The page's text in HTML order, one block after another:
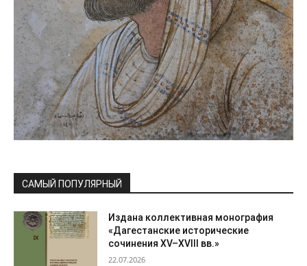
САМЫЙ ПОПУЛЯРНЫЙ
Издана коллективная монография
«Дагестанские исторические
сочинения XV–XVIII вв.»
22.07.2026